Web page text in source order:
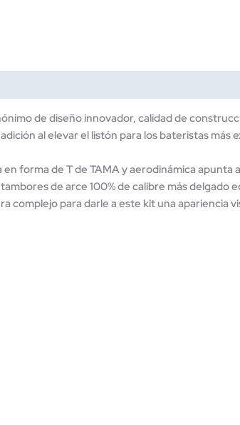
CL52KRS-
TLB
cantidad
de diseño innovador, calidad de
al elevar el listón para los bateristas más
forma de T de TAMA y aerodinámica apunta
de arce 100% de calibre más delgado
para darle a este kit una apariencia